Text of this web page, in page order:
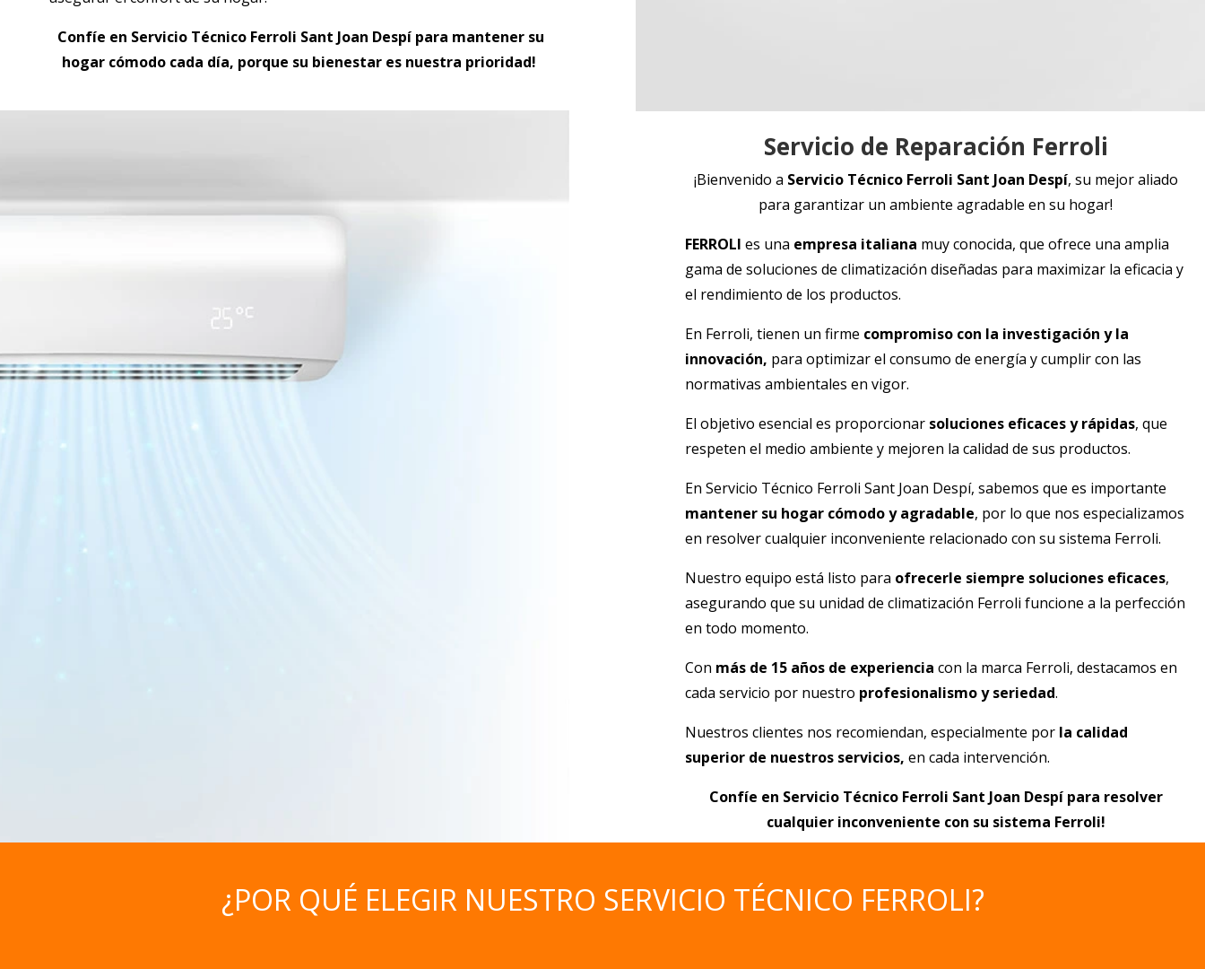
Confíe en Servicio Técnico Ferroli Sant Joan Despí para mantener su
hogar cómodo cada día, porque su bienestar es nuestra prioridad!
Servicio de Reparación Ferroli
¡Bienvenido a Servicio Técnico Ferroli Sant Joan Despí, su mejor aliado
para garantizar un ambiente agradable en su hogar!
FERROLI es una empresa italiana muy conocida, que ofrece una amplia
gama de soluciones de climatización diseñadas para maximizar la eficacia y
el rendimiento de los productos.
En Ferroli, tienen un firme compromiso con la investigación y la
innovación, para optimizar el consumo de energía y cumplir con las
normativas ambientales en vigor.
El objetivo esencial es proporcionarsoluciones eficaces y rápidas, que
respeten el medio ambiente y mejoren la calidad de sus productos.
En Servicio Técnico Ferroli Sant Joan Despí, sabemos que es importante
mantener su hogar cómodo y agradable, por lo que nos especializamos
en resolver cualquier inconveniente relacionado con su sistema Ferroli.
Nuestro equipo está listo para ofrecerle siempre soluciones eficaces,
asegurando que su unidad de climatización Ferroli funcione a la perfección
en todo momento.
Con más de 15 años de experiencia con la marca Ferroli, destacamos en
cada servicio por nuestro profesionalismo y seriedad.
Nuestros clientes nos recomiendan, especialmente por la calidad
superior de nuestros servicios, en cada intervención.
Confíe en Servicio Técnico Ferroli Sant Joan Despípara resolver
cualquier inconveniente con su sistema Ferroli!
¿POR QUÉ ELEGIR NUESTRO SERVICIO TÉCNICO FERROLI?